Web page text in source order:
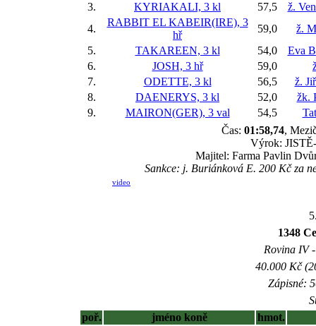
3.
KYRIAKALI, 3 kl 57,5
ž.
4.
RABBIT EL KABEIR(IRE), 3
hř
59,0
ž.
5.
TAKAREEN, 3 kl 54,0
Eva
6.
JOSH, 3 hř 59,0
7.
ODETTE, 3 kl 56,5
ž.
8.
DAENERYS, 3 kl 52,0
žk.
9.
MAIRON(GER), 3 val 54,5
Čas: 01:58,74,
Výrok:
Majitel: Farma Pavlin
Sankce: j. Buriánková E. 200 Kč za
video
1348
Rovina IV
40.000 Kč
Zápisné:
poř.
jméno koně
hmot.